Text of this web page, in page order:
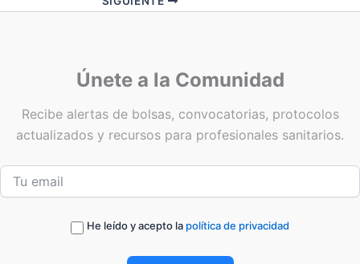
Únete a la Comunidad
Recibe alertas de bolsas, convocatorias, protocolos
actualizados y recursos para profesionales sanitarios.
He leído y acepto la política de privacidad